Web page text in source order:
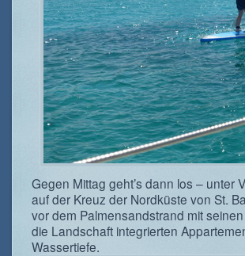
Gegen Mittag geht’s dann los – unter
auf der Kreuz der Nordküste von St.
vor dem Palmensandstrand mit
die Landschaft integrierten
Wassertiefe.